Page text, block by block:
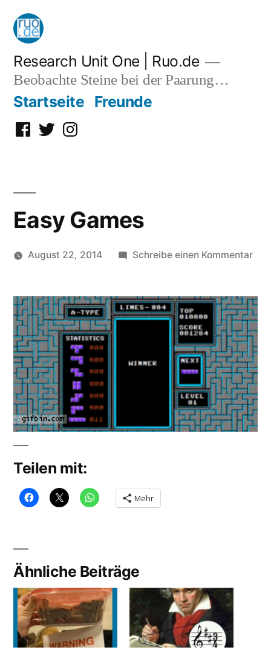
Zum
Inhalt
springen
Research Unit One | Ruo.de
Beobachte Steine bei der Paarung…
Startseite Freunde
Facebook
TwitterInstagram
Easy Games
August 22, 2014 Schreibe einen Kommentarzu
Teilen mit:
Mehr
Ähnliche Beiträge